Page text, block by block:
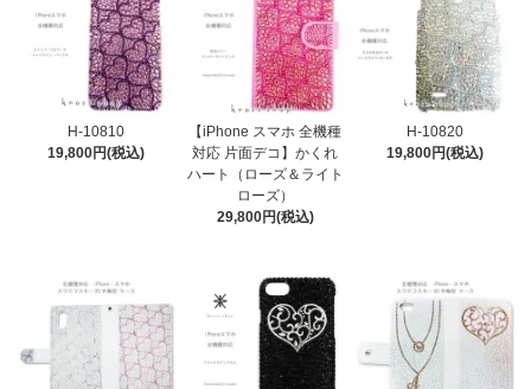
H-10810
19,800円(税込)
【iPhone スマホ 全機種
対応 片面デコ】かくれ
ハート（ローズ＆ライト
ローズ）
29,800円(税込)
H-10820
19,800円(税込)